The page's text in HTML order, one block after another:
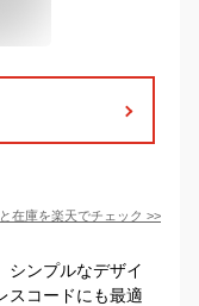
在庫を楽天でチェック >>
シンプルなデザイ
スコードにも最適